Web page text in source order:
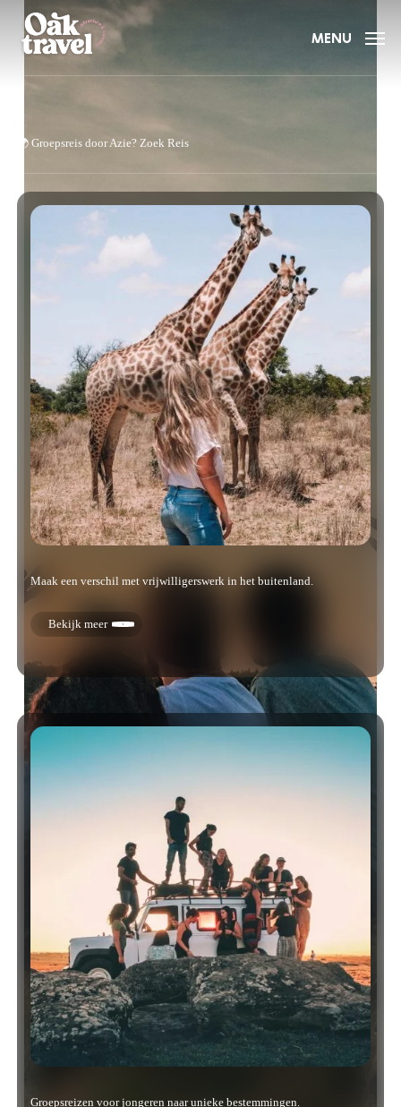
main
MENU
🌍 Groepsreis door Azie? Zoek Reis
Groepsreizen voor jongeren naar unieke bestemmingen.
Maak een verschil met vrijwilligerswerk in het buitenland.
Bekijk meer